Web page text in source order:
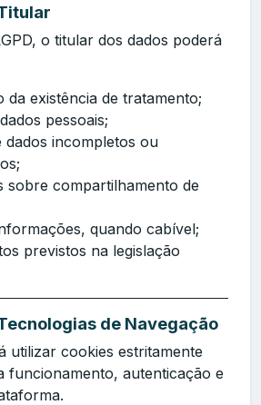
o titular dos dados poderá
da existência de tratamento;
pessoais;
dados incompletos ou
sobre compartilhamento de
quando cabível;
previstos na legislação
de Navegação
utilizar cookies estritamente
funcionamento, autenticação e